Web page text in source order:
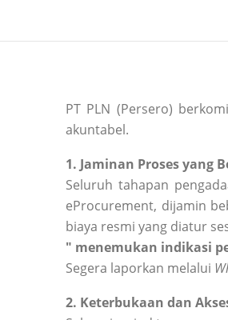
PT PLN (Persero)
akuntabel.
1. Jaminan Proses yang
Seluruh tahapan
eProcurement, dijamin
biaya resmi yang diatur
" menemukan indikasi
Segera laporkan melalui
2. Keterbukaan dan